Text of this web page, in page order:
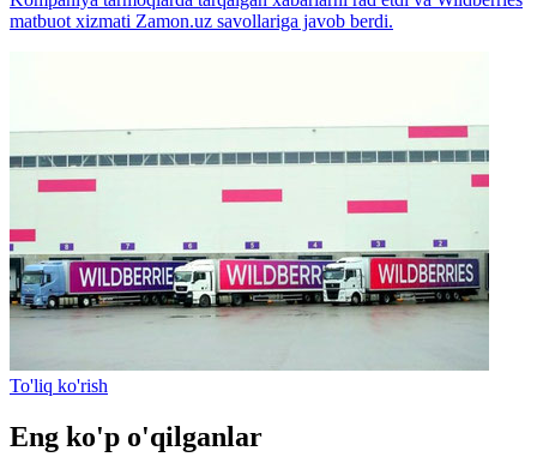
matbuot xizmati Zamon.uz savollariga javob berdi.
To'liq ko'rish
Eng ko'p o'qilganlar